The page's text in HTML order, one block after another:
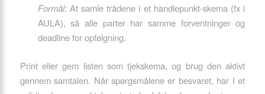
Formål:At samle trådene i et handlepunkt-skema (fx i
AULA), så alle parter har samme forventninger og
deadline for opfølgning.
Print eller gem listen som tjekskema, og brug den aktivt
gennem samtalen. Når spørgsmålene er besvaret, har I et